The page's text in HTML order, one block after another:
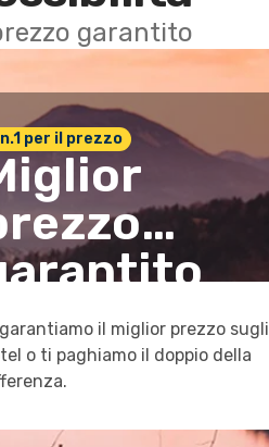
garantito
n.1 per il prezzo
il miglior prezzo sugli
o ti paghiamo il doppio della